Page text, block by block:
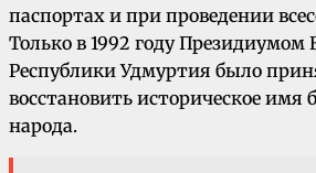
паспортах и при проведении
Только в 1992 году Президиумом
Республики Удмуртия было
восстановить историческое имя
народа.